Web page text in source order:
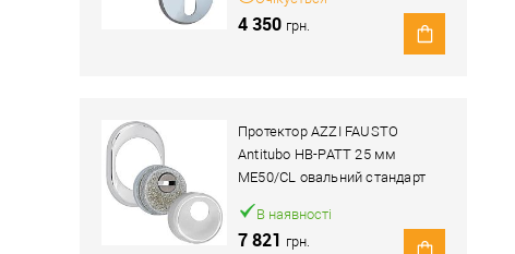
4 350 грн.
Протектор AZZI FAUSTO
Antitubo HB-PATT 25 мм
ME50/CL овальний стандарт
хром полірований
В наявності
7 821 грн.